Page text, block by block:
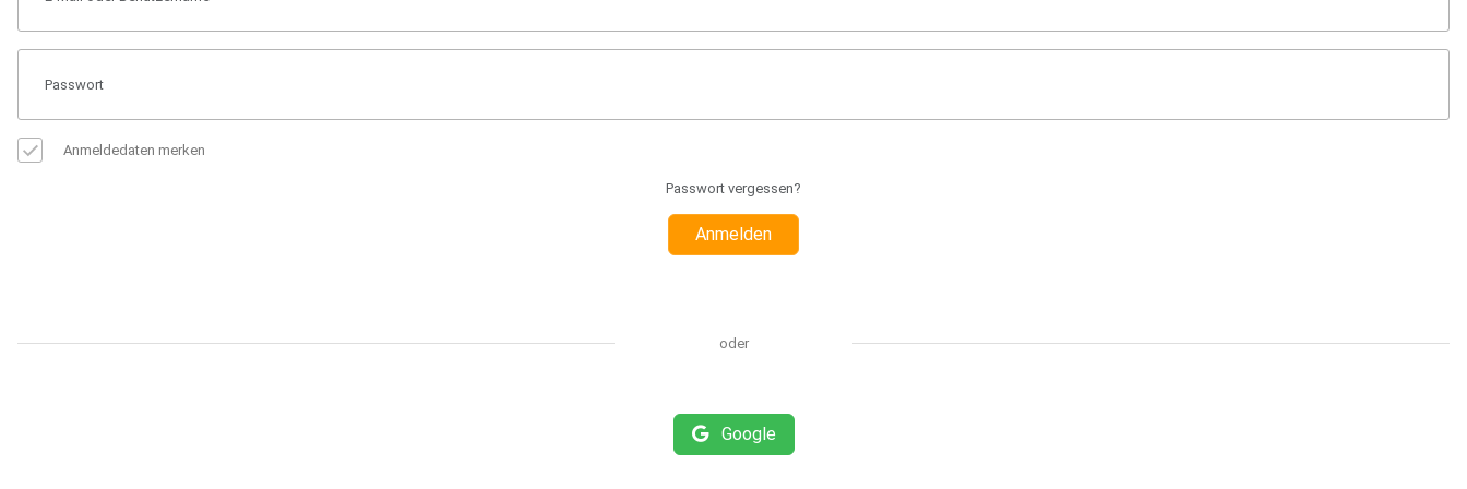
Anmeldedaten merken
Passwort vergessen?
Anmelden
oder
Google